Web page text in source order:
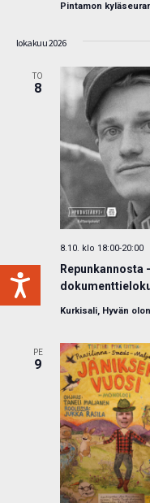
Pintamon
lokakuu 2026
TO
8
Repunkannosta
8.10. klo 18:00-20:00
Kurkisali, Hyvän
PE
9